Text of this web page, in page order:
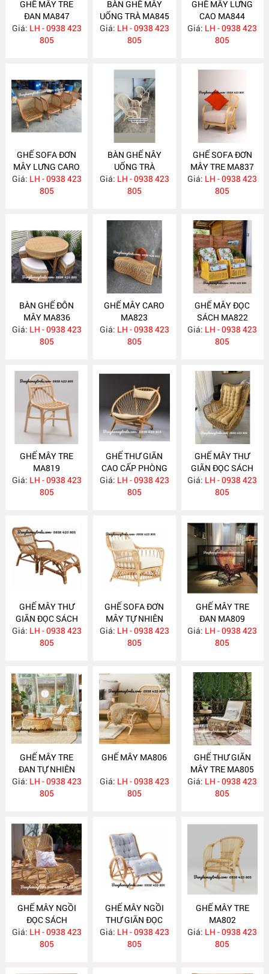
GHẾ MÂY TRE
ĐAN MA847
Giá: LH - 0938 423
805
BÀN GHẾ MÂY
UỐNG TRÀ MA845
Giá: LH - 0938 423
805
GHẾ MÂY LƯNG
CAO MA844
Giá: LH - 0938 423
805
GHẾ SOFA ĐƠN
MÂY LƯNG CARO
MA843
Giá: LH - 0938 423
805
BÀN GHẾ NÂY
UỐNG TRÀ
PHÒNG NGỦ
MA838
Giá: LH - 0938 423
805
GHẾ SOFA ĐƠN
MÂY TRE MA837
Giá: LH - 0938 423
805
BÀN GHẾ ĐÔN
MÂY MA836
Giá: LH - 0938 423
805
GHẾ MÂY CARO
MA823
Giá: LH - 0938 423
805
GHẾ MÂY ĐỌC
SÁCH MA822
Giá: LH - 0938 423
805
GHẾ MÂY TRE
MA819
Giá: LH - 0938 423
805
GHẾ THƯ GIÃN
CAO CẤP PHÒNG
KHÁCH MA818
Giá: LH - 0938 423
805
GHẾ MÂY THƯ
GIÃN ĐỌC SÁCH
BẰNG MÂY
MA816
Giá: LH - 0938 423
805
GHẾ MÂY THƯ
GIÃN ĐỌC SÁCH
KÈM GÁC CHÂN
MA815
Giá: LH - 0938 423
805
GHẾ SOFA ĐƠN
MÂY TỰ NHIÊN
MA810
Giá: LH - 0938 423
805
GHẾ MÂY TRE
ĐAN MA809
Giá: LH - 0938 423
805
GHẾ MÂY TRE
ĐAN TỰ NHIÊN
MA808
Giá: LH - 0938 423
805
GHẾ MÂY MA806
Giá: LH - 0938 423
805
GHẾ THƯ GIÃN
MÂY TRE MA805
Giá: LH - 0938 423
805
GHẾ MÂY NGỒI
ĐỌC SÁCH
PHÒNG NGỦ
MA804
Giá: LH - 0938 423
805
GHẾ MÂY NGỒI
THƯ GIÃN ĐỌC
SÁCH MA803
Giá: LH - 0938 423
805
GHẾ MÂY TRE
MA802
Giá: LH - 0938 423
805